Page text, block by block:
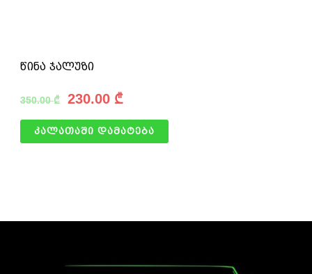
წინა ჯალუზი
350.00₾ 230.00 ₾
კალათაში დამატება